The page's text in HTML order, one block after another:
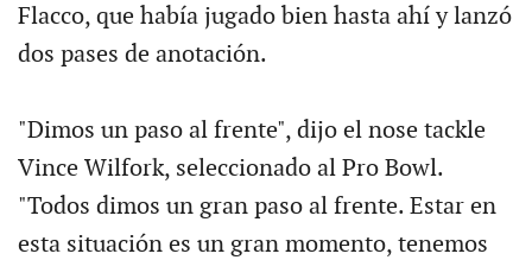
Flacco, que había jugado bien hasta ahí y lanzó
dos pases de anotación.
"Dimos un paso al frente", dijo el nose tackle
Vince Wilfork, seleccionado al Pro Bowl.
"Todos dimos un gran paso al frente. Estar en
esta situación es un gran momento, tenemos